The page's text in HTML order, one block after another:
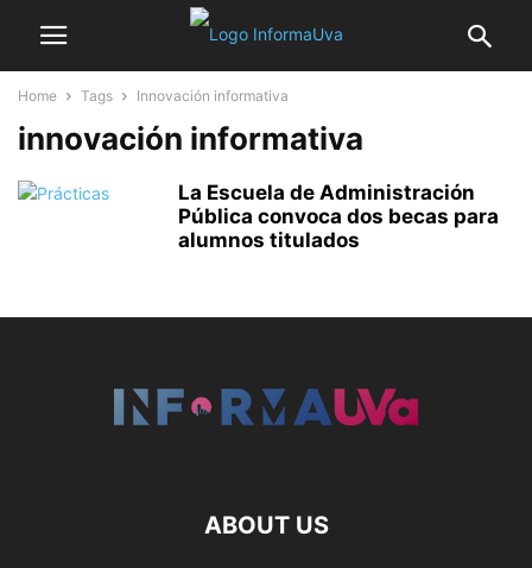
Home Tags Innovación informativa
innovación informativa
La Escuela de Administración
Pública convoca dos becas para
alumnos titulados
ABOUT US